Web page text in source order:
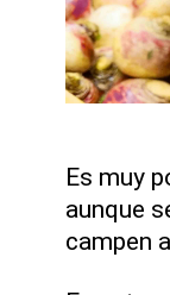
Es muy
aunque
campen